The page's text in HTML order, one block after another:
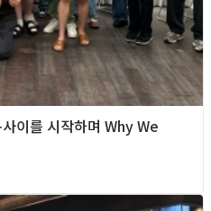
이를 시작하며 Why We